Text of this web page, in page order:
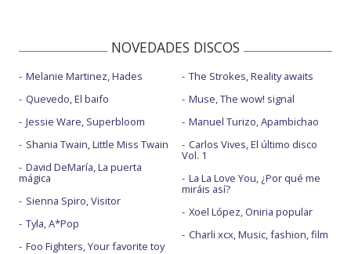
NOVEDADES DISCOS
Melanie Martinez, Hades
Quevedo, El baifo
Jessie Ware, Superbloom
Shania Twain, Little Miss Twain
David DeMaría, La puerta
mágica
Sienna Spiro, Visitor
Tyla, A*Pop
Foo Fighters, Your favorite toy
The Strokes, Reality awaits
Muse, The wow! signal
Manuel Turizo, Apambichao
Carlos Vives, El último disco
Vol. 1
La La Love You, ¿Por qué me
miráis así?
Xoel López, Oniria popular
Charli xcx, Music, fashion, film